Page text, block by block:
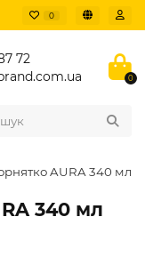
0
72
0
AURA 340 мл
340 мл